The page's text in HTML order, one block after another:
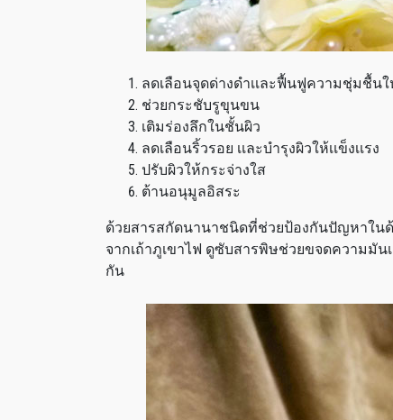
ลดเลือนจุดด่างดำเเละฟื้นฟูความชุ่มชื้น
ช่วยกระชับรูขุนขน
เติมร่องลึกในชั้นผิว
ลดเลือนริ้วรอย เเละบำรุงผิวให้เเข็งเเรง
ปรับผิวให้กระจ่างใส
ต้านอนุมูลอิสระ
ด้วยสารสกัดนานาชนิดที่ช่วยป้องกันปัญหาในด้
จากเถ้าภูเขาไฟ ดูซับสารพิษช่วยขจดความมัน
กัน